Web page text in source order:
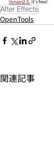
Version2.0. It's free!
After Effects
OpenTools
関連記事